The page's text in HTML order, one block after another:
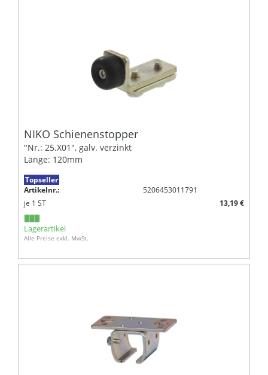
NIKO Schienenstopper
"Nr.: 25.X01", galv. verzinkt
Länge: 120mm
Topseller
Artikelnr.:
5206453011791
je 1 ST 13,19 €
Lagerartikel
Alle Preise exkl. MwSt.